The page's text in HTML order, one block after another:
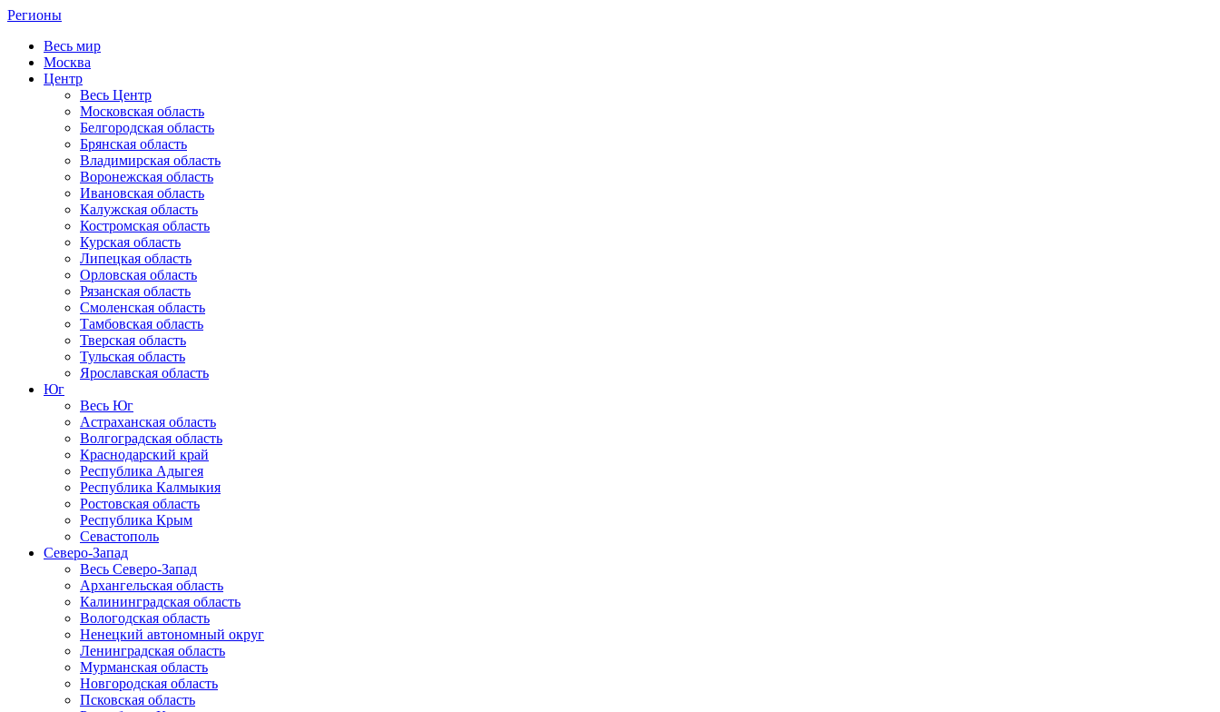
Регионы
Весь мир
Москва
Центр
Весь Центр
Московская область
Белгородская область
Брянская область
Владимирская область
Воронежская область
Ивановская область
Калужская область
Костромская область
Курская область
Липецкая область
Орловская область
Рязанская область
Смоленская область
Тамбовская область
Тверская область
Тульская область
Ярославская область
Юг
Весь Юг
Астраханская область
Волгоградская область
Краснодарский край
Республика Адыгея
Республика Калмыкия
Ростовская область
Республика Крым
Севастополь
Северо-Запад
Весь Северо-Запад
Архангельская область
Калининградская область
Вологодская область
Ненецкий автономный округ
Ленинградская область
Мурманская область
Новгородская область
Псковская область